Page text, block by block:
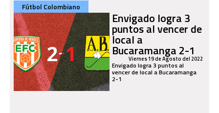
Fútbol Colombiano
Envigado logra 3
puntos al vencer de
local a
Bucaramanga 2-1
Viernes 19 de Agosto del 2022
Envigado logra 3 puntos al
vencer de local a Bucaramanga
2-1